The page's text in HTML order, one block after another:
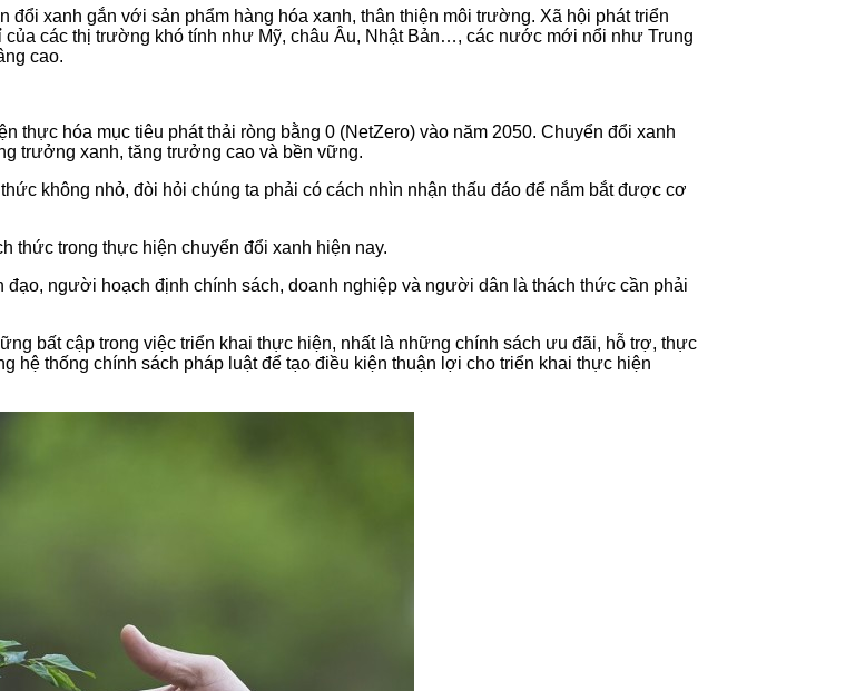
xanh gắn với sản phẩm hàng hóa xanh, thân thiện môi trường. Xã hội phát triển
các thị trường khó tính như Mỹ, châu Âu, Nhật Bản…, các nước mới nổi như Trung
cao.
thực hóa mục tiêu phát thải ròng bằng 0 (NetZero) vào năm 2050. Chuyển đổi xanh
trưởng xanh, tăng trưởng cao và bền vững.
không nhỏ, đòi hỏi chúng ta phải có cách nhìn nhận thấu đáo để nắm bắt được cơ
thức trong thực hiện chuyển đổi xanh hiện nay.
người hoạch định chính sách, doanh nghiệp và người dân là thách thức cần phải
bất cập trong việc triển khai thực hiện, nhất là những chính sách ưu đãi, hỗ trợ, thực
thống chính sách pháp luật để tạo điều kiện thuận lợi cho triển khai thực hiện